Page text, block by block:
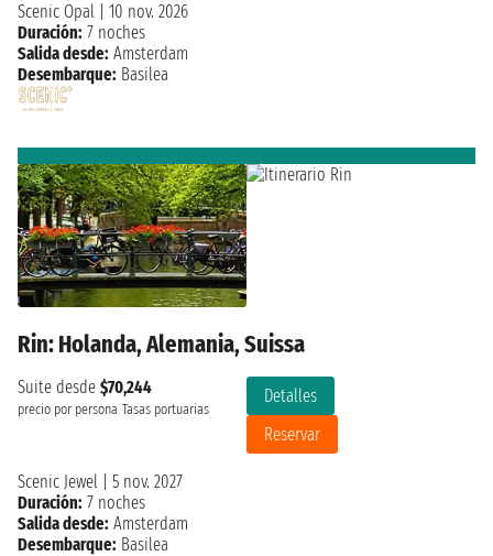
Scenic Opal
10 nov. 2026
Duración: 7 noches
Salida desde: Amsterdam
Desembarque: Basilea
Rin: Holanda, Alemania, Suissa
Suite desde $70,244
precio por persona Tasas portuarias
Detalles
Reservar
Scenic Jewel
5 nov. 2027
Duración: 7 noches
Salida desde: Amsterdam
Desembarque: Basilea